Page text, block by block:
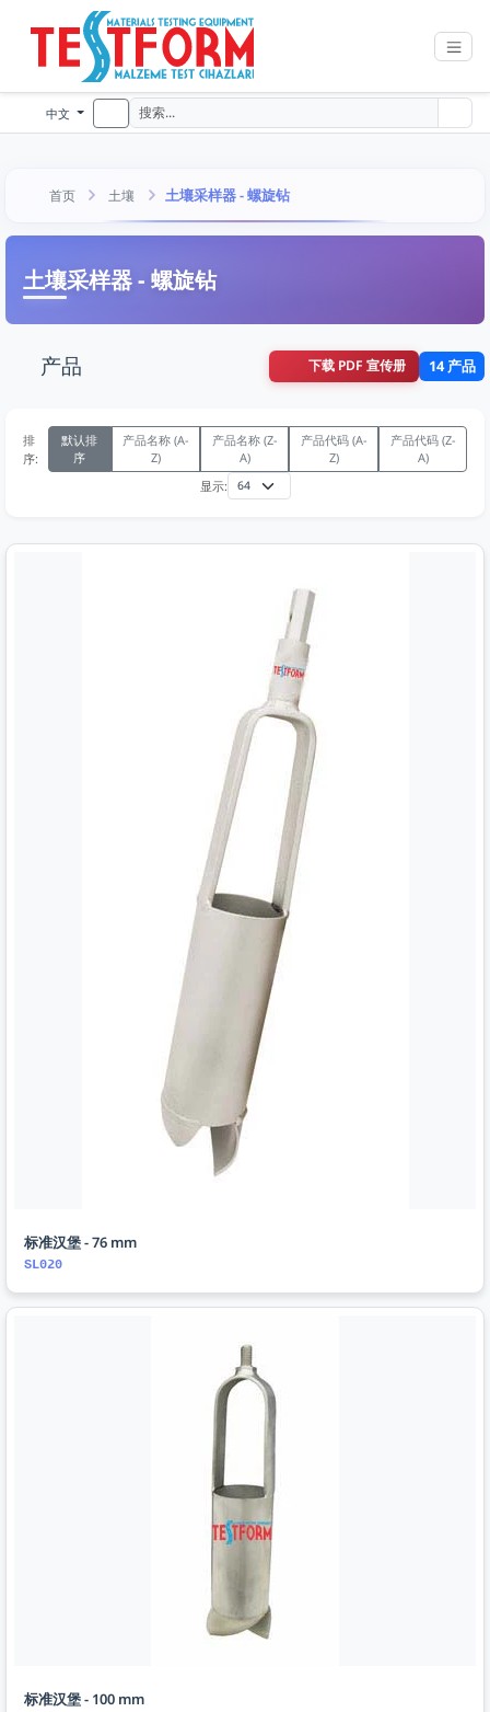
中文
首页 土壤 土壤采样器 - 螺旋钻
土壤采样器 - 螺旋钻
产品 下载 PDF 宣传册 14 产品
排
序:
默认排
序
产品名称 (A-
Z)
产品名称 (Z-
A)
产品代码 (A-
Z)
产品代码 (Z-
A)
显示:
标准汉堡 - 76 mm
SL020
标准汉堡 - 100 mm